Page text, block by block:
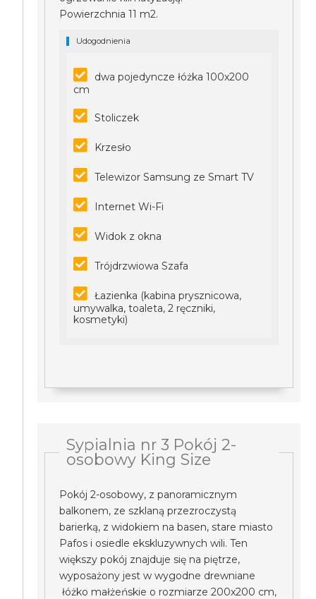
Powierzchnia 11 m2.
Udogodnienia
dwa pojedyncze łóżka 100x200
cm
Stoliczek
Krzesło
Telewizor Samsung ze Smart TV
Internet Wi-Fi
Widok z okna
Trójdrzwiowa Szafa
Łazienka (kabina prysznicowa,
umywalka, toaleta, 2 ręczniki,
kosmetyki)
Sypialnia nr 3 Pokój 2-
osobowy King Size
Pokój 2-osobowy, z panoramicznym
balkonem, ze szklaną przezroczystą
barierką, z widokiem na basen, stare miasto
Pafos i osiedle ekskluzywnych wili. Ten
większy pokój znajduje się na piętrze,
wyposażony jest w wygodne drewniane
łóżko małżeńskie o rozmiarze 200x200 cm,